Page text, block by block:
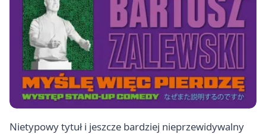
Nietypowy tytuł i jeszcze bardziej nieprzewidywalny